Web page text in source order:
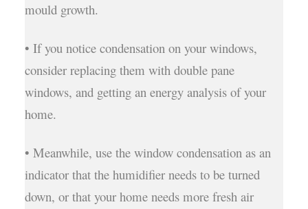
mould growth.
• If you notice condensation on your windows,
consider replacing them with double pane
windows, and getting an energy analysis of your
home.
• Meanwhile, use the window condensation as an
indicator that the humidifier needs to be turned
down, or that your home needs more fresh air